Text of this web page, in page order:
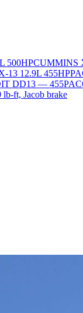
500HPCUMMINS
13 12.9L 455HP
DD13 — 455
ft, Jacob brake